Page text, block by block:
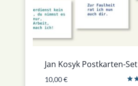
Jan Kosyk Postkarten-Set
10,00€